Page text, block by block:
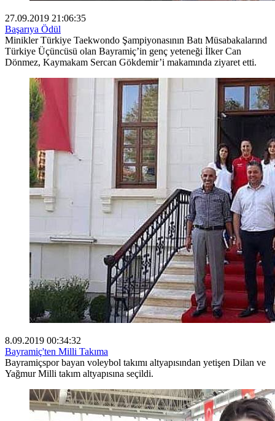
27.09.2019 21:06:35
Başarıya Ödül
Minikler Türkiye Taekwondo Şampiyonasının Batı Müsabakalarınd
Türkiye Üçüncüsü olan Bayramiç’in genç yeteneği İlker Can
Dönmez, Kaymakam Sercan Gökdemir’i makamında ziyaret etti.
8.09.2019 00:34:32
Bayramiç'ten Milli Takıma
Bayramiçspor bayan voleybol takımı altyapısından yetişen Dilan ve
Yağmur Milli takım altyapısına seçildi.